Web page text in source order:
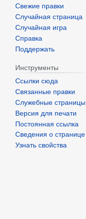
Свежие правки
Случайная страница
Случайная игра
Справка
Поддержать
Инструменты
Ссылки сюда
Связанные правки
Служебные страницы
Версия для печати
Постоянная ссылка
Сведения о странице
Узнать свойства